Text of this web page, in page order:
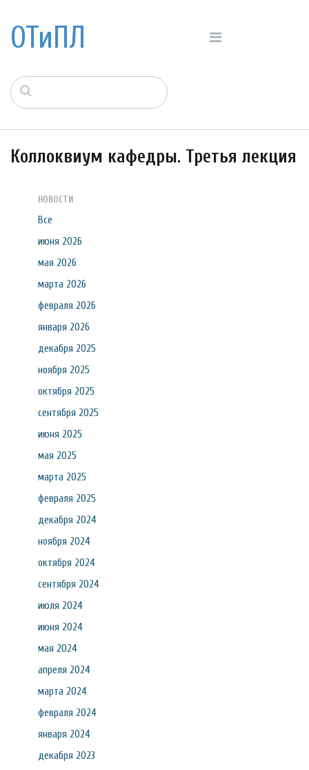
ОТиПЛ
Коллоквиум кафедры. Третья лекция
НОВОСТИ
Все
июня 2026
мая 2026
марта 2026
февраля 2026
января 2026
декабря 2025
ноября 2025
октября 2025
сентября 2025
июня 2025
мая 2025
марта 2025
февраля 2025
декабря 2024
ноября 2024
октября 2024
сентября 2024
июля 2024
июня 2024
мая 2024
апреля 2024
марта 2024
февраля 2024
января 2024
декабря 2023